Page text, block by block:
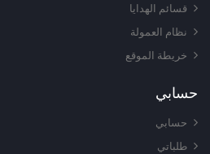
قسائم الهدايا
نظام العمولة
خريطة الموقع
حسابي
حسابي
طلباتي